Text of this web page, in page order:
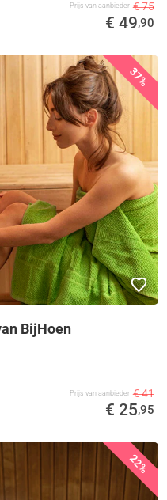
Prijs van aanbieder € 75
€ 49,90
37%
BijHoen
Prijs van aanbieder € 41
€ 25,95
22%